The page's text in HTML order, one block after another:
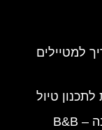
למטיילים
טיול
מלון בד אנד ברקפסט פארק לובליאנה – B&B